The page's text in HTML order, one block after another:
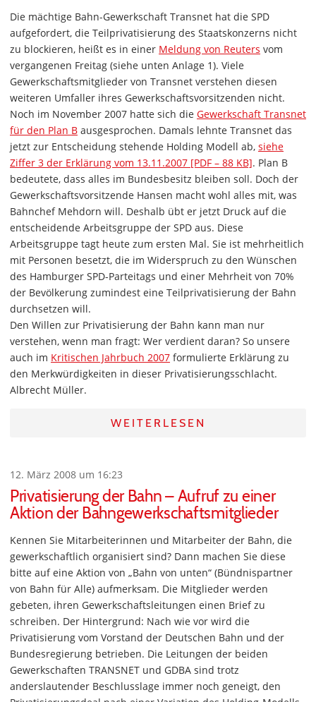
Die mächtige Bahn-Gewerkschaft Transnet hat die SPD
aufgefordert, die Teilprivatisierung des Staatskonzerns nicht
zu blockieren, heißt es in einer Meldung von Reuters vom
vergangenen Freitag (siehe unten Anlage 1). Viele
Gewerkschaftsmitglieder von Transnet verstehen diesen
weiteren Umfaller ihres Gewerkschaftsvorsitzenden nicht.
Noch im November 2007 hatte sich die Gewerkschaft Transnet
für den Plan B ausgesprochen. Damals lehnte Transnet das
jetzt zur Entscheidung stehende Holding Modell ab, siehe
Ziffer 3 der Erklärung vom 13.11.2007 [PDF – 88 KB]. Plan B
bedeutete, dass alles im Bundesbesitz bleiben soll. Doch der
Gewerkschaftsvorsitzende Hansen macht wohl alles mit, was
Bahnchef Mehdorn will. Deshalb übt er jetzt Druck auf die
entscheidende Arbeitsgruppe der SPD aus. Diese
Arbeitsgruppe tagt heute zum ersten Mal. Sie ist mehrheitlich
mit Personen besetzt, die im Widerspruch zu den Wünschen
des Hamburger SPD-Parteitags und einer Mehrheit von 70%
der Bevölkerung zumindest eine Teilprivatisierung der Bahn
durchsetzen will.
Den Willen zur Privatisierung der Bahn kann man nur
verstehen, wenn man fragt: Wer verdient daran? So unsere
auch im Kritischen Jahrbuch 2007 formulierte Erklärung zu
den Merkwürdigkeiten in dieser Privatisierungsschlacht.
Albrecht Müller.
WEITERLESEN
12. März 2008 um 16:23
Privatisierung der Bahn – Aufruf zu einer
Aktion der Bahngewerkschaftsmitglieder
Kennen Sie Mitarbeiterinnen und Mitarbeiter der Bahn, die
gewerkschaftlich organisiert sind? Dann machen Sie diese
bitte auf eine Aktion von „Bahn von unten“ (Bündnispartner
von Bahn für Alle) aufmerksam. Die Mitglieder werden
gebeten, ihren Gewerkschaftsleitungen einen Brief zu
schreiben. Der Hintergrund: Nach wie vor wird die
Privatisierung vom Vorstand der Deutschen Bahn und der
Bundesregierung betrieben. Die Leitungen der beiden
Gewerkschaften TRANSNET und GDBA sind trotz
anderslautender Beschlusslage immer noch geneigt, den